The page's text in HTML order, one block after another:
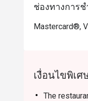
ช่องทางการช
Mastercard®,
เงื่อนไขพิเศ
The